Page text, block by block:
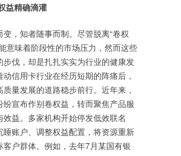
益精确滴灌
变，知者随事而制。尽管脱离“卷权
意味着阶段性的市场压力，然而这些
步伐，却是扎扎实实为行业的健康发
动信用卡行业在经历短期的阵痛后，
质量发展的道路稳步前行。近年来，
纷宣布作别卷权益，转而聚焦产品服
效益。多家机构开始停发低效联名
睡账户、调整权益配置，将资源重新
客户群体。例如，去年7月某国有银